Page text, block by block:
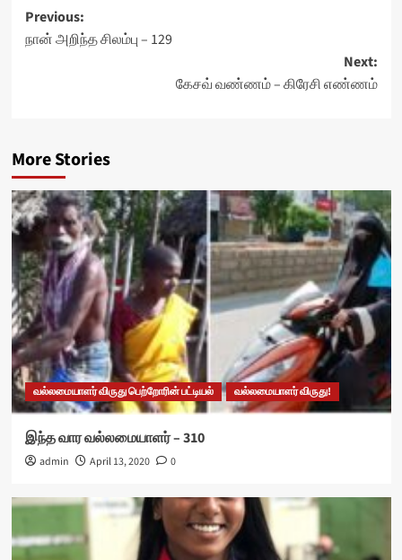
Post
navigation
Previous:
நான் அறிந்த சிலம்பு – 129
Next:
கேசவ் வண்ணம் – கிரேசி எண்ணம்
More Stories
வல்லமையாளர் விருது பெற்றோரின் பட்டியல் வல்லமையாளர் விருது!
இந்த வார வல்லமையாளர் – 310
admin April 13, 2020 0